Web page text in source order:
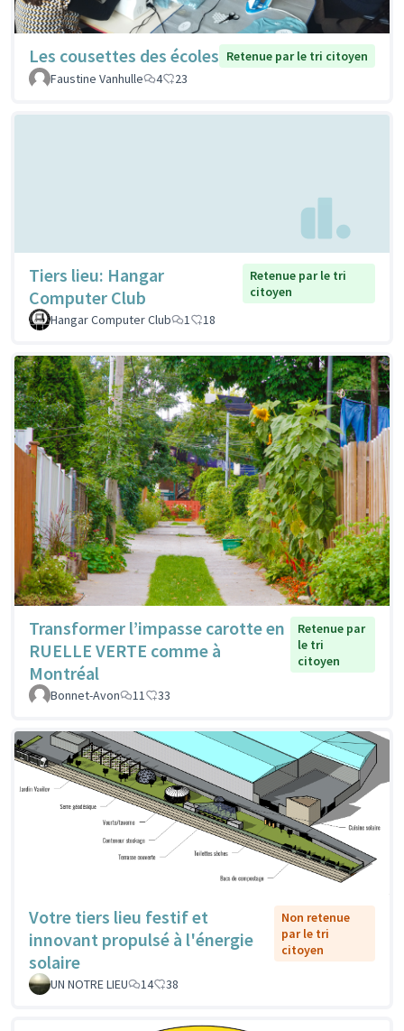
Les cousettes des écoles Retenue par le tri citoyen
Faustine Vanhulle
4 23
Tiers lieu: Hangar
Computer Club
Retenue par le tri
citoyen
Hangar Computer Club
1 18
Transformer l’impasse carotte en
RUELLE VERTE comme à
Montréal
Retenue par
le tri
citoyen
Bonnet-Avon 11 33
Votre tiers lieu festif et
innovant propulsé à l'énergie
solaire
Non retenue
par le tri
citoyen
UN NOTRE LIEU 14 38